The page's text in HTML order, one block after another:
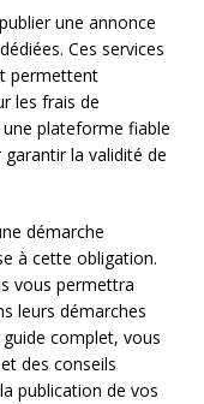
une annonce
Ces services
permettent
les frais de
plateforme fiable
la validité de
démarche
à cette obligation.
vous permettra
leurs démarches
complet, vous
des conseils
publication de vos